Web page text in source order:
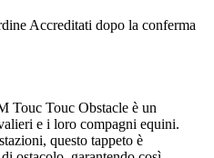
Accreditati dopo la conferma
Touc Touc Obstacle è un
e i loro compagni equini.
questo tappeto è